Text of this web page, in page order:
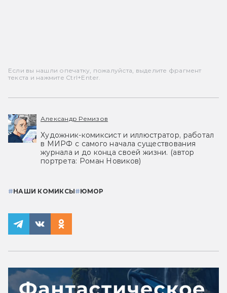
Если вы нашли опечатку, пожалуйста, выделите фрагмент
текста и нажмите Ctrl+Enter.
Александр Ремизов
Художник-комиксист и иллюстратор, работал
в МИРФ с самого начала существования
журнала и до конца своей жизни. (автор
портрета: Роман Новиков)
#НАШИ КОМИКСЫ#ЮМОР